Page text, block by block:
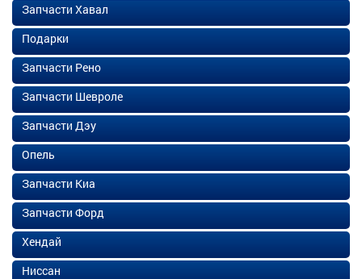
Запчасти Хавал
Подарки
Запчасти Рено
Запчасти Шевроле
Запчасти Дэу
Опель
Запчасти Киа
Запчасти Форд
Хендай
Ниссан